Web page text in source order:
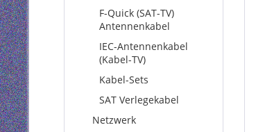
F-Quick (SAT-TV)
Antennenkabel
IEC-Antennenkabel
(Kabel-TV)
Kabel-Sets
SAT Verlegekabel
Netzwerk